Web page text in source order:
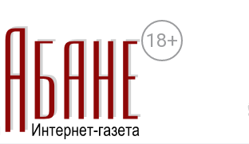
18+